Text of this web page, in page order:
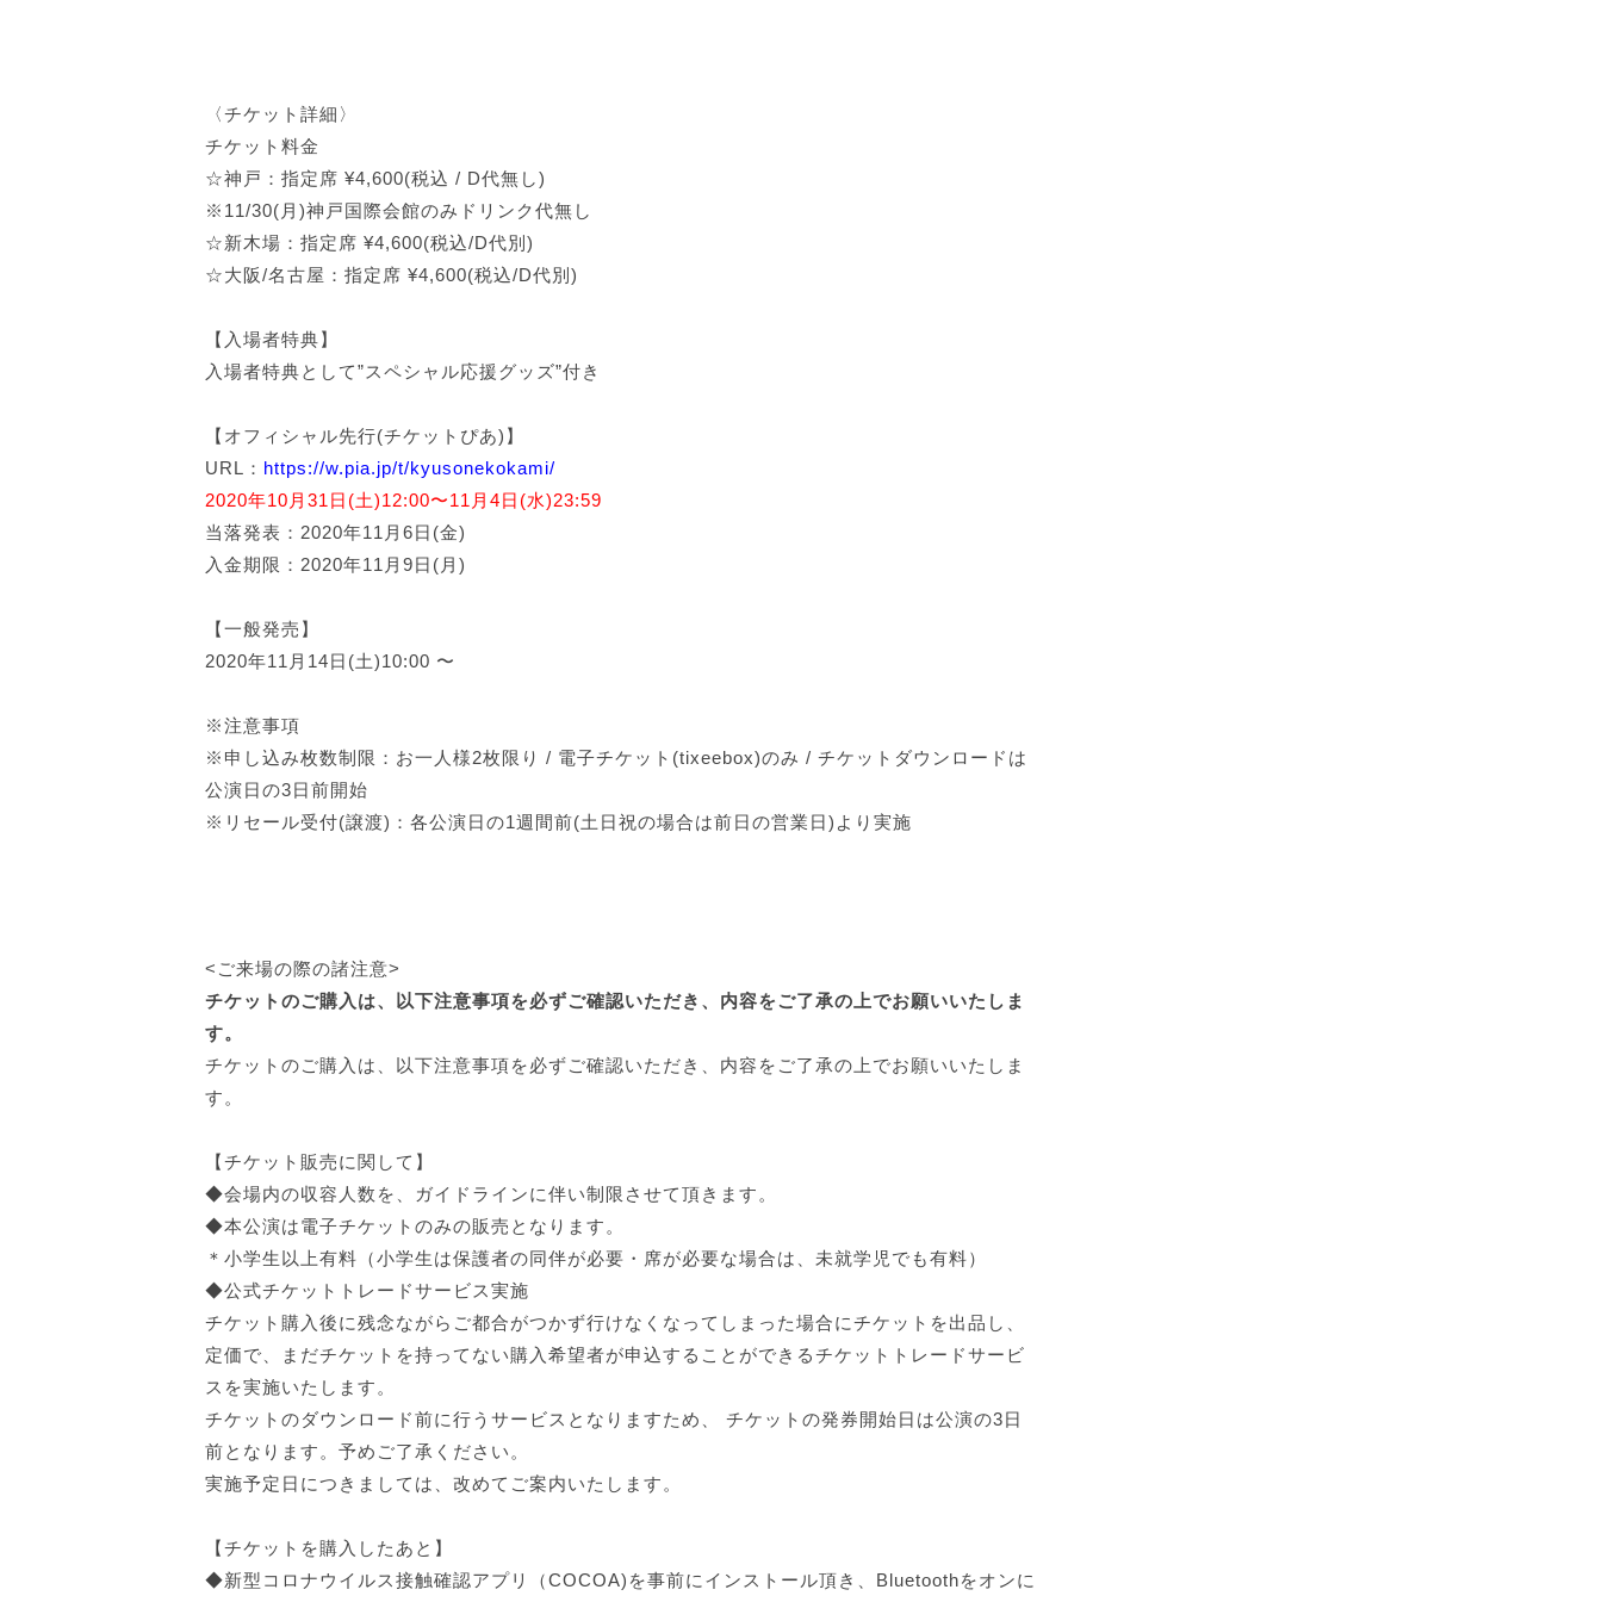
〈チケット詳細〉
チケット料金
☆神戸：指定席 ¥4,600(税込 / D代無し)
※11/30(月)神戸国際会館のみドリンク代無し
☆新木場：指定席 ¥4,600(税込/D代別)
☆大阪/名古屋：指定席 ¥4,600(税込/D代別)
【入場者特典】
入場者特典として”スペシャル応援グッズ”付き
【オフィシャル先行(チケットぴあ)】
URL： https://w.pia.jp/t/kyusonekokami/
2020年10月31日(土)12:00〜11月4日(水)23:59
当落発表：2020年11月6日(金)
入金期限：2020年11月9日(月)
【一般発売】
2020年11月14日(土)10:00 〜
※注意事項
※申し込み枚数制限：お一人様2枚限り / 電子チケット(tixeebox)のみ / チケットダウンロードは
公演日の3日前開始
※リセール受付(譲渡)：各公演日の1週間前(土日祝の場合は前日の営業日)より実施
<ご来場の際の諸注意>
チケットのご購入は、以下注意事項を必ずご確認いただき、内容をご了承の上でお願いいたしま
す。
チケットのご購入は、以下注意事項を必ずご確認いただき、内容をご了承の上でお願いいたしま
す。
【チケット販売に関して】
◆会場内の収容人数を、ガイドラインに伴い制限させて頂きます。
◆本公演は電子チケットのみの販売となります。
＊小学生以上有料（小学生は保護者の同伴が必要・席が必要な場合は、未就学児でも有料）
◆公式チケットトレードサービス実施
チケット購入後に残念ながらご都合がつかず行けなくなってしまった場合にチケットを出品し、
定価で、まだチケットを持ってない購入希望者が申込することができるチケットトレードサービ
スを実施いたします。
チケットのダウンロード前に行うサービスとなりますため、 チケットの発券開始日は公演の3日
前となります。予めご了承ください。
実施予定日につきましては、改めてご案内いたします。
【チケットを購入したあと】
◆新型コロナウイルス接触確認アプリ（COCOA)を事前にインストール頂き、Bluetoothをオンに